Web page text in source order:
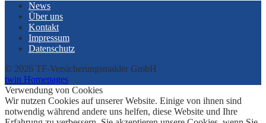
News
Über uns
Kontakt
Impressum
Datenschutz
© 2026 TF-Versicherungsmakler GmbH
twin Homepages
Verwendung von Cookies
Wir nutzen Cookies auf unserer Website. Einige von ihnen sind
notwendig während andere uns helfen, diese Website und Ihre